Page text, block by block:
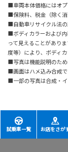
■車両本体価格にはオプ
■保険料、税金（除く消
■自動車リサイクル法の
■ボディカラーおよび
って見えることがあり
度等）により、ボディカ
■写真は機能説明のため
■画面はハメ込み合成で
■一部の写真は合成・イ
試乗車一覧 お店をさが